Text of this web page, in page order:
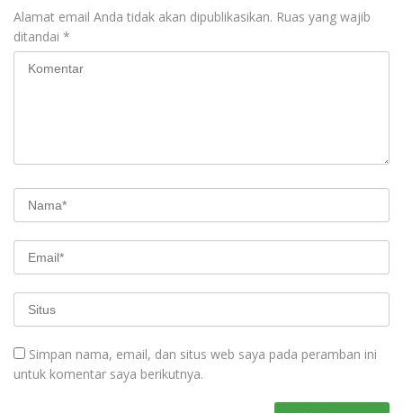
Alamat email Anda tidak akan dipublikasikan. Ruas yang wajib
ditandai *
Simpan nama, email, dan situs web saya pada peramban ini
untuk komentar saya berikutnya.